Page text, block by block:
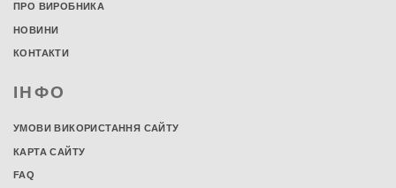
ПРО ВИРОБНИКА
НОВИНИ
КОНТАКТИ
ІНФО
УМОВИ ВИКОРИСТАННЯ САЙТУ
КАРТА САЙТУ
FAQ